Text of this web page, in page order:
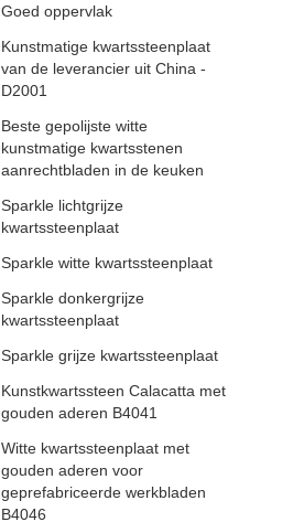
Goed oppervlak
Kunstmatige kwartssteenplaat
van de leverancier uit China -
D2001
Beste gepolijste witte
kunstmatige kwartsstenen
aanrechtbladen in de keuken
Sparkle lichtgrijze
kwartssteenplaat
Sparkle witte kwartssteenplaat
Sparkle donkergrijze
kwartssteenplaat
Sparkle grijze kwartssteenplaat
Kunstkwartssteen Calacatta met
gouden aderen B4041
Witte kwartssteenplaat met
gouden aderen voor
geprefabriceerde werkbladen
B4046